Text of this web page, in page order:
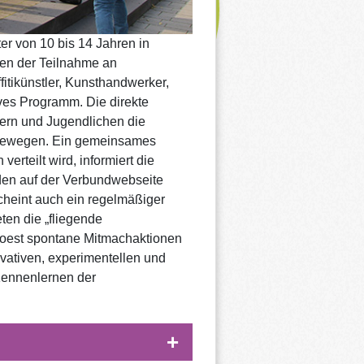
von 10 bis 14 Jahren in
der Teilnahme an
Kunsthandwerker,
Programm. Die direkte
und Jugendlichen die
Ein gemeinsames
verteilt wird, informiert die
auf der Verbundwebseite
auch ein regelmäßiger
die „fliegende
spontane Mitmachaktionen
experimentellen und
der